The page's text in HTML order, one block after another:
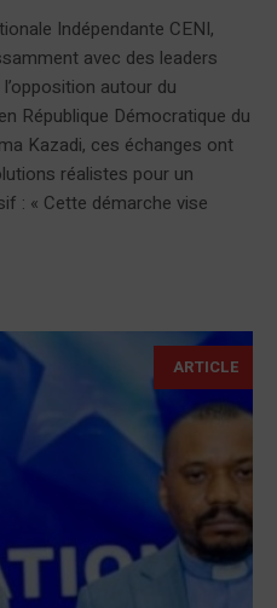
Indépendante CENI,
avec des leaders
autour du
République Démocratique du
Kazadi, ces échanges ont
réalistes pour un
: « Cette démarche vise
ARTICLE